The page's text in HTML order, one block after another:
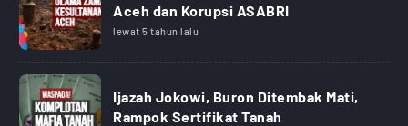
Aceh dan Korupsi ASABRI
lewat 5 tahun lalu
Ijazah Jokowi, Buron Ditembak Mati,
Rampok Sertifikat Tanah